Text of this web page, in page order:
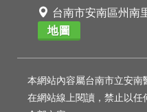
台南市安南區州南
地圖
本網站內容屬台南市立安
在網站線上閱讀，禁止以